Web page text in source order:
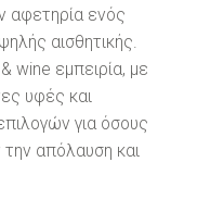
αφετηρία ενός
αισθητικής.
wine εμπειρία, με
υφές και
για όσους
την απόλαυση και